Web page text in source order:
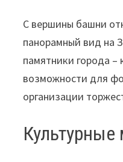
С вершины башни
панорамный вид на
памятники города
возможности для
организации
Культурные